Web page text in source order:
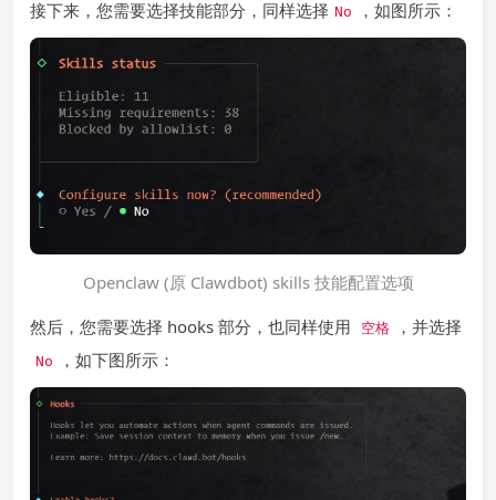
接下来，您需要选择技能部分，同样选择 No ，如图所示：
Openclaw (原 Clawdbot) skills 技能配置选项
然后，您需要选择 hooks 部分，也同样使用
空格 ，并选择
No ，如下图所示：